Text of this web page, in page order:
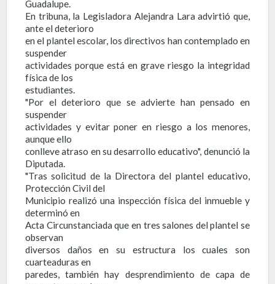
Guadalupe.
En tribuna, la Legisladora Alejandra Lara advirtió que,
ante el deterioro
en el plantel escolar, los directivos han contemplado en
suspender
actividades porque está en grave riesgo la integridad
física de los
estudiantes.
"Por el deterioro que se advierte han pensado en
suspender
actividades y evitar poner en riesgo a los menores,
aunque ello
conlleve atraso en su desarrollo educativo", denunció la
Diputada.
"Tras solicitud de la Directora del plantel educativo,
Protección Civil del
Municipio realizó una inspección física del inmueble y
determinó en
Acta Circunstanciada que en tres salones del plantel se
observan
diversos daños en su estructura los cuales son
cuarteaduras en
paredes, también hay desprendimiento de capa de